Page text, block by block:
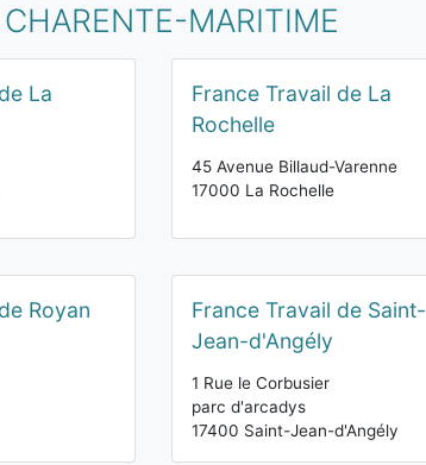
MARITIME
La
France Travail de La
Rochelle
45 Avenue Billaud-Varenne
17000 La Rochelle
Royan
France Travail de Saint-
Jean-d'Angély
1 Rue le Corbusier
parc d'arcadys
17400 Saint-Jean-d'Angély